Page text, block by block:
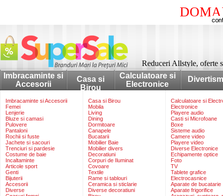
Reduceri Allstyle, oferte
Imbracaminte si
Accesorii
Casa si
Birou
Calculatoare si
Electronice
Imbracaminte si Accesorii
Femei
Lenjerie
Bluze si camasi
Pulovere
Pantaloni
Rochii si fuste
Jachete si sacouri
Trenciuri si pardesie
Costume de baie
Incaltaminte
Articole sport
Genti
Bijuterii
Accesorii
Diverse
Casa si Birou
Mobila
Living
Dining
Dormitoare
Canapele
Bucatarii
Mobilier Baie
Mobilier divers
Decoratiuni
Corpuri de Iluminat
Covoare
Textile
Rame si tablouri
Ceramica si sticlarie
Diverse decoratiuni
Calculatoare si
Electronice
Playere audio
Casti si Microfoane
Boxe
Sisteme audio
Camere video
Playere video
Diverse Electronice
Echipamente optice
Foto
TV
Tablete grafice
Electrocasnice
Aparate de bucatarie
Aparate frigorifice